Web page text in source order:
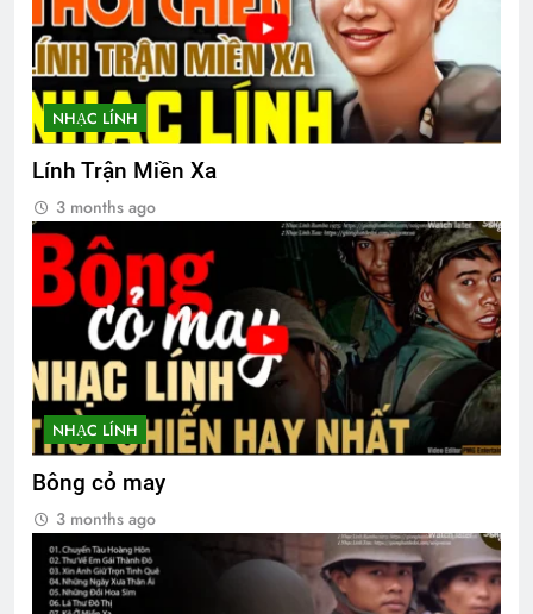
MỘT ĐỜI DÂNG HIẾN (Rabindranath
Tagore)
3 Years Ago
3 Years Ago
Huy hiệu và phù hiệu animation
3 Months Ago
CSVSQ Trần Duy Xinh K10
2 Years Ago
Sơ lược về trường Võ Bị Quốc Gia Việt
NHẠC LÍNH
Lính Trận Miền Xa
3 months ago
NHẠC LÍNH
Bông cỏ may
3 months ago